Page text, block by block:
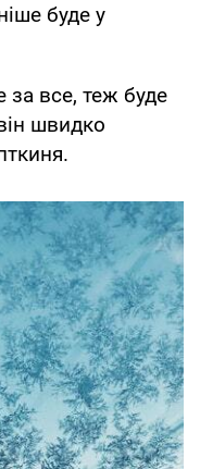
буде у
все, теж буде
швидко